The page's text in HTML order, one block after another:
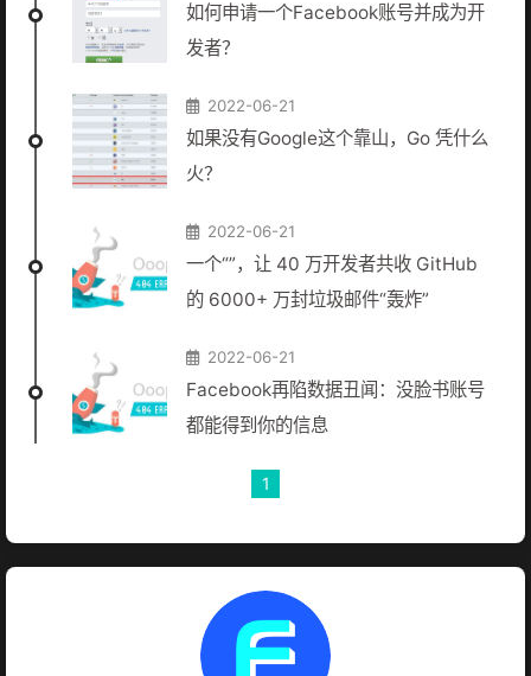
如何申请一个Facebook账号并成为开
发者？
2022-06-21
如果没有Google这个靠山，Go 凭什么
火？
2022-06-21
一个“”，让 40 万开发者共收 GitHub
的 6000+ 万封垃圾邮件“轰炸”
2022-06-21
Facebook再陷数据丑闻：没脸书账号
都能得到你的信息
1